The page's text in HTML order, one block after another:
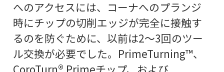
へのアクセスには、コーナへのプランジ
時にチップの切削エッジが完全に接触す
るのを防ぐために、以前は2～3回のツー
ル交換が必要でした。PrimeTurning™、
CoroTurn® Primeチップ、および